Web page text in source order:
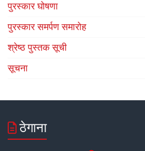
पुरस्कार घोषणा
पुरस्कार समर्पण समारोह
श्रेष्ठ पुस्तक सूची
सूचना
ठेगाना